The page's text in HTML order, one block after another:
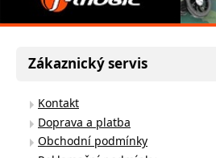
Zákaznický servis
Kontakt
Doprava a platba
Obchodní podmínky